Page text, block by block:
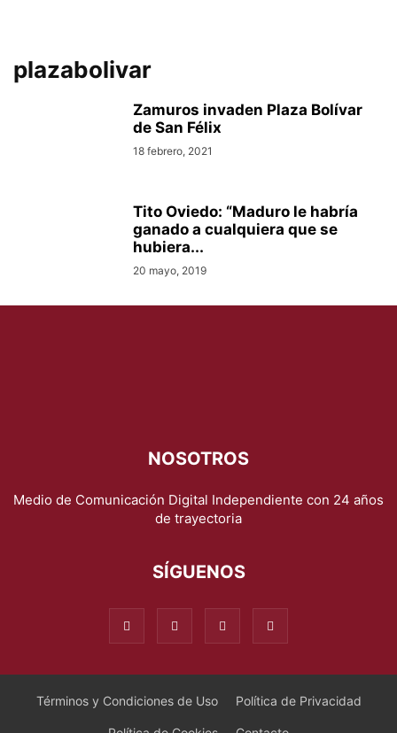
plazabolivar
Zamuros invaden Plaza Bolívar
de San Félix
18 febrero, 2021
Tito Oviedo: “Maduro le habría
ganado a cualquiera que se
hubiera...
20 mayo, 2019
NOSOTROS
Medio de Comunicación Digital Independiente con 24 años
de trayectoria
SÍGUENOS
Términos y Condiciones de Uso Política de Privacidad